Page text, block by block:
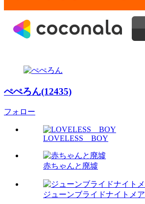
ぺぺろん(12435)
フォロー
LOVELESS BOY
赤ちゃんと廃墟
ジューンブライドナイトメア